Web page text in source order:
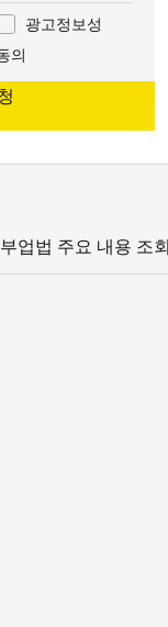
광고정보성
의
업법 주요 내용 조회